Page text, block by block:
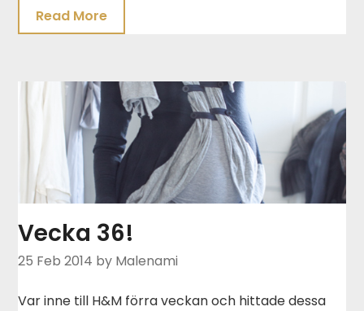
Read More
Vecka 36!
25 Feb 2014 by Malenami
Var inne till H&M förra veckan och hittade dessa